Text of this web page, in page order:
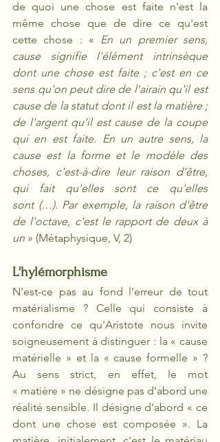
de quoi une chose est faite n'est la
même chose que de dire ce qu'est
cette chose : « En un premier sens,
cause signifie l'élément intrinsèque
dont une chose est faite ; c'est en ce
sens qu'on peut dire de l'airain qu'il est
cause de la statut dont il est la matière ;
de l'argent qu'il est cause de la coupe
qui en est faite. En un autre sens, la
cause est la forme et le modèle des
choses, c'est-à-dire leur raison d'être,
qui fait qu'elles sont ce qu'elles
sont (…). Par exemple, la raison d'être
de l'octave, c'est le rapport de deux à
un » (Métaphysique, V, 2)
L'hylémorphisme
N'est-ce pas au fond l'erreur de tout
matérialisme ? Celle qui consiste à
confondre ce qu'Aristote nous invite
soigneusement à distinguer : la « cause
matérielle » et la « cause formelle » ?
Au sens strict, en effet, le mot
« matière » ne désigne pas d'abord une
réalité sensible. Il désigne d'abord « ce
dont une chose est composée ». La